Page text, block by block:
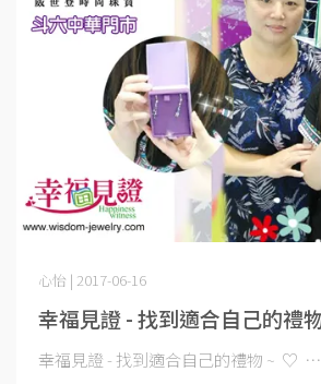
心怡 | 2017-06-16
幸福見證 - 找到適合自己的禮物 ~ ♡ ⋯